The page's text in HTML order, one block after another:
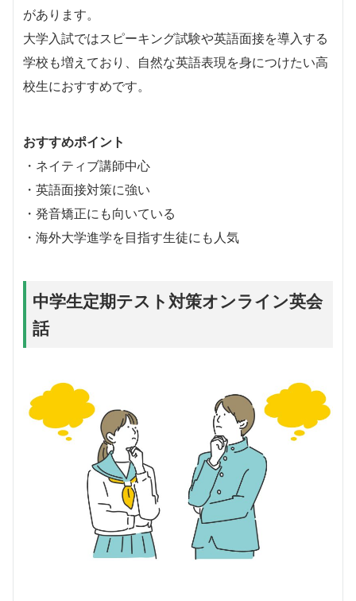
があります。
大学入試ではスピーキング試験や英語面接を導入する
学校も増えており、自然な英語表現を身につけたい高
校生におすすめです。
おすすめポイント
・ネイティブ講師中心
・英語面接対策に強い
・発音矯正にも向いている
・海外大学進学を目指す生徒にも人気
中学生定期テスト対策オンライン英会
話